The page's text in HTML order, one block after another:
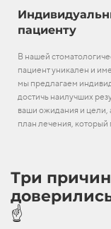
пациенту
В нашей
пациент уникален и
мы предлагаем
достичь наилучших
ваши ожидания и цели,
план лечения,
Три
☝️